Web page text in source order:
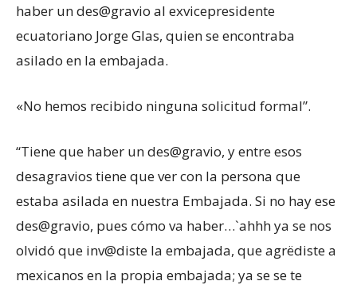
haber un des@gravio al exvicepresidente
ecuatoriano Jorge Glas, quien se encontraba
asilado en la embajada.
«No hemos recibido ninguna solicitud formal”.
“Tiene que haber un des@gravio, y entre esos
desagravios tiene que ver con la persona que
estaba asilada en nuestra Embajada. Si no hay ese
des@gravio, pues cómo va haber…`ahhh ya se nos
olvidó que inv@diste la embajada, que agrëdiste a
mexicanos en la propia embajada; ya se se te